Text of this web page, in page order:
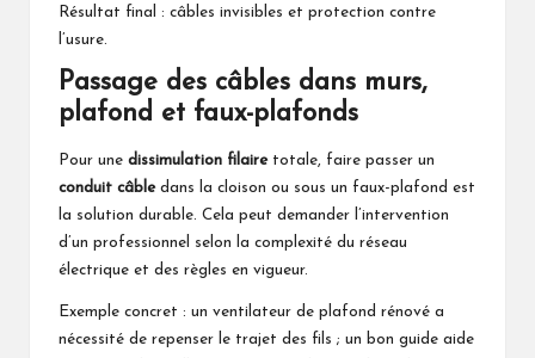
Résultat final : câbles invisibles et protection contre
l’usure.
Passage des câbles dans murs,
plafond et faux-plafonds
Pour une dissimulation filairetotale, faire passer un
conduit câbledans la cloison ou sous un faux-plafond est
la solution durable. Cela peut demander l’intervention
d’un professionnel selon la complexité du réseau
électrique et des règles en vigueur.
Exemple concret : un ventilateur de plafond rénové a
nécessité de repenser le trajet des fils ; un bon guide aide